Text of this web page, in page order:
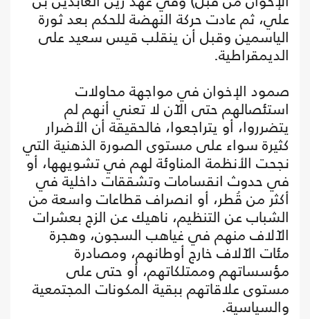
علي، ثم عادت حركة النهضة للحكم بعد ثورة
الياسمين وقبل أن ينقلب قيس سعيد على
الديمقراطية.
صمود الإخوان في مواجهة محاولات
استئصالهم حتى الآن لا تعني أنهم لم
يتضرروا، أو يتراجعوا، فالحقيقة أن الأضرار
كثيرة سواء على مستوى الصورة الذهنية التي
نجحت الأنظمة المناوئة لهم في تشويهها، أو
في حدوث انقسامات وتشققات داخلية في
أكثر من قُطر، أو انصراف قطاعات واسعة من
الشباب عن التنظيم، ناهيك عن الزج بعشرات
الآلاف منهم في غياهب السجون، وهجرة
مئات الآلاف خارج أوطانهم، ومصادرة
مؤسساتهم وممتلكاتهم، أو حتى على
مستوى علاقاتهم ببقية المكونات المجتمعية
والسياسية.